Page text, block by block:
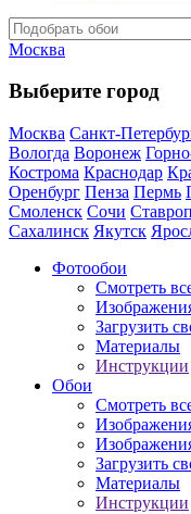
Москва
Выберите город
Москва Санкт-
Вологда Воронеж
Кострома Краснодар
Оренбург Пенза Пермь
Смоленск Сочи
Сахалинск Якутск
Фотообои
Смотреть
Загрузить
Материалы
Инструкции
Обои
Смотреть
Загрузить
Материалы
Инструкции